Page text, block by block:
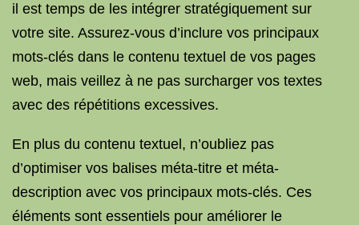
il est temps de les intégrer stratégiquement sur
votre site. Assurez-vous d’inclure vos principaux
mots-clés dans le contenu textuel de vos pages
web, mais veillez à ne pas surcharger vos textes
avec des répétitions excessives.
En plus du contenu textuel, n’oubliez pas
d’optimiser vos balises méta-titre et méta-
description avec vos principaux mots-clés. Ces
éléments sont essentiels pour améliorer le